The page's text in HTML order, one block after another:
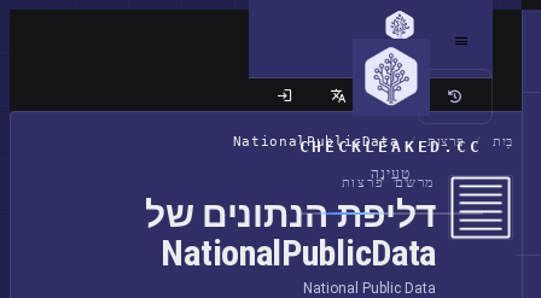
CHECKLEAKED.CC
טְעִינָה
האתר הקלאסי
/ פרצות /
NationalPublicData
מרשם פרצות
דליפת הנתונים של
NationalPublicData
National Public Data